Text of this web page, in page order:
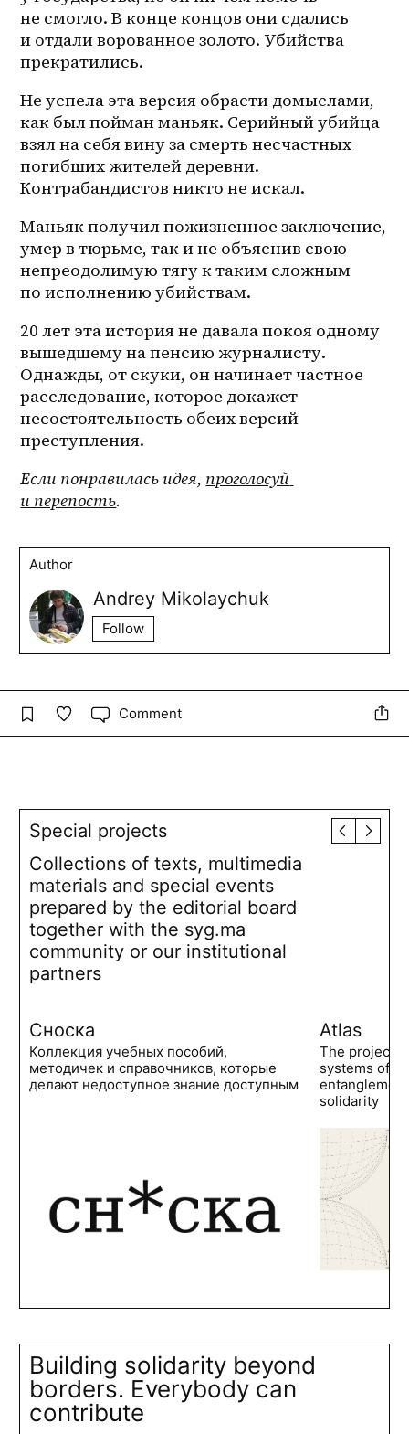
не смогло. В конце концов они сдались
и отдали ворованное золото. Убийства
прекратились.
Не успела эта версия обрасти домыслами,
как был пойман маньяк. Серийный убийца
взял на себя вину за смерть несчастных
погибших жителей деревни.
Контрабандистов никто не искал.
Маньяк получил пожизненное заключение,
умер в тюрьме, так и не объяснив свою
непреодолимую тягу к таким сложным
по исполнению убийствам.
20 лет эта история не давала покоя одному
вышедшему на пенсию журналисту.
Однажды, от скуки, он начинает частное
расследование, которое докажет
несостоятельность обеих версий
преступления.
Если понравилась идея, проголосуй
и перепость.
Author
Andrey Mikolaychuk
Follow
Comment
Special projects
Collections of texts, multimedia
materials and special events
prepared by the editorial board
together with the syg.ma
community or our institutional
partners
Сноска
Коллекция учебных пособий,
методичек и справочников, которые
делают недоступное знание доступным
Atlas
The project
systems of
solidarity
Building solidarity beyond
borders. Everybody can
contribute